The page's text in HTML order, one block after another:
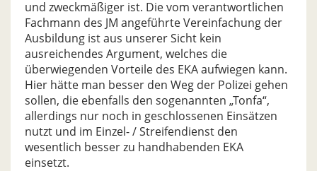
und zweckmäßiger ist. Die vom verantwortlichen
Fachmann des JM angeführte Vereinfachung der
Ausbildung ist aus unserer Sicht kein
ausreichendes Argument, welches die
überwiegenden Vorteile des EKA aufwiegen kann.
Hier hätte man besser den Weg der Polizei gehen
sollen, die ebenfalls den sogenannten „Tonfa“,
allerdings nur noch in geschlossenen Einsätzen
nutzt und im Einzel- / Streifendienst den
wesentlich besser zu handhabenden EKA
einsetzt.